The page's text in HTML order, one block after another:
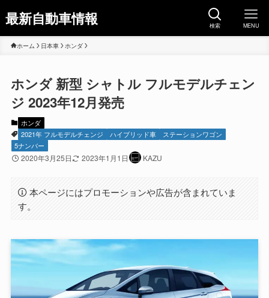
最新自動車情報 検索 MENU
ホーム 日本車 ホンダ
ホンダ 新型 シャトル フルモデルチェン
ジ 2023年12月発売
ホンダ
2021年 フルモデルチェンジ
ハイブリッド車
ステーションワゴン
5ナンバー
2020年3月25日 2023年1月1日 KAZU
本ページにはプロモーションや広告が含まれていま
す。